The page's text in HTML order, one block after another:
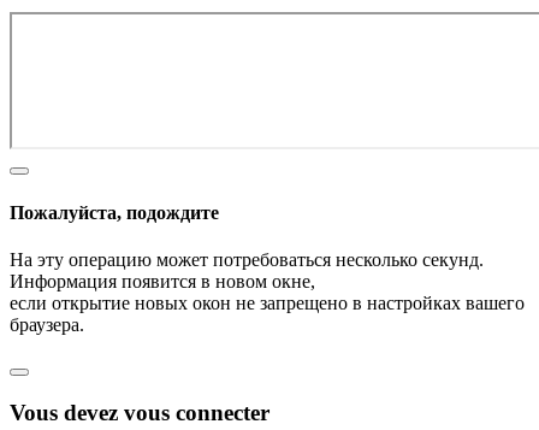
Пожалуйста, подождите
На эту операцию может потребоваться несколько секунд.
Информация появится в новом окне,
если открытие новых окон не запрещено в настройках вашего
браузера.
Vous devez vous connecter